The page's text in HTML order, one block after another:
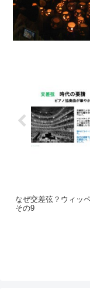
なぜ交差弦？ウィッ
その9